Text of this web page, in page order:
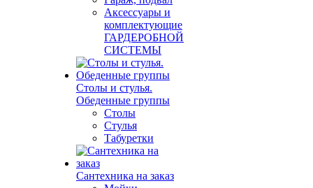
Аксессуары и
комплектующие
ГАРДЕРОБНОЙ
СИСТЕМЫ
Столы и стулья.
Обеденные группы
Столы
Стулья
Табуретки
Сантехника на заказ